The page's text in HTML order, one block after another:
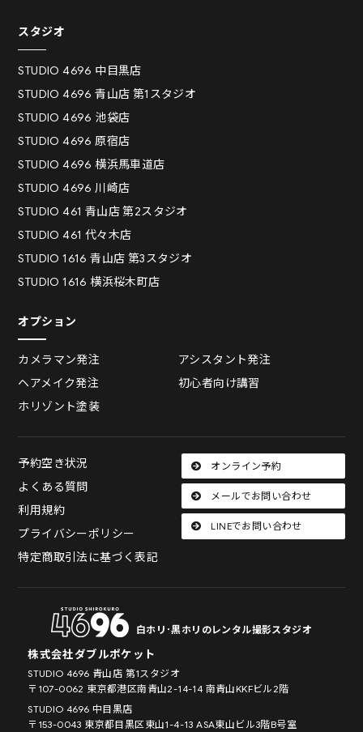
スタジオ
STUDIO 4696 中目黒店
STUDIO 4696 青山店 第1スタジオ
STUDIO 4696 池袋店
STUDIO 4696 原宿店
STUDIO 4696 横浜馬車道店
STUDIO 4696 川崎店
STUDIO 461 青山店 第2スタジオ
STUDIO 461 代々木店
STUDIO 1616 青山店 第3スタジオ
STUDIO 1616 横浜桜木町店
オプション
カメラマン発注
アシスタント発注
ヘアメイク発注
初心者向け講習
ホリゾント塗装
予約空き状況
よくある質問
利用規約
プライバシーポリシー
特定商取引法に基づく表記
オンライン予約
メールでお問い合わせ
LINEでお問い合わせ
白ホリ･黒ホリのレンタル撮影スタジオ
株式会社ダブルポケット
STUDIO 4696 青山店 第1スタジオ
〒107-0062 東京都港区南青山2-14-14 南青山KKFビル2階
STUDIO 4696 中目黒店
〒153-0043 東京都目黒区東山1-4-13 ASA東山ビル3階B号室